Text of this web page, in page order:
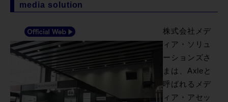
media solution
株式会社メデ
ィア・ソリュ
ーションズさ
まは、Axleと
呼ばれるメデ
ィア・アセッ